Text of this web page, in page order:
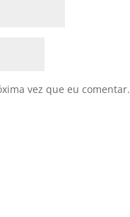
vez que eu comentar.